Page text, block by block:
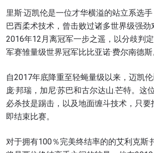
里斯·迈凯伦是一位才华横溢的站立系选
巴西柔术技术，曾击败过诸多世界级强劲
2016年12月离冠军一步之遥，以分歧判
军赛雏量级世界冠军比比亚诺·费尔南德斯
自2017年底降重至轻蝇量级以来，迈凯
庞·邦瑞，加尼·苏巴和古尔达山.芒特。这
必杀技是踢击，以及地面缠斗技术，只要
即结束比赛。
对于拥有100％完美终结率的的艾利克斯·